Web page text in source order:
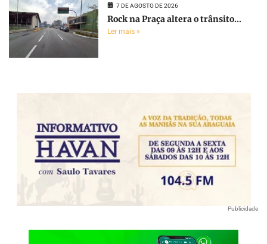
7 DE AGOSTO DE 2026
Rock na Praça altera o trânsito...
Ler mais »
Publicidade